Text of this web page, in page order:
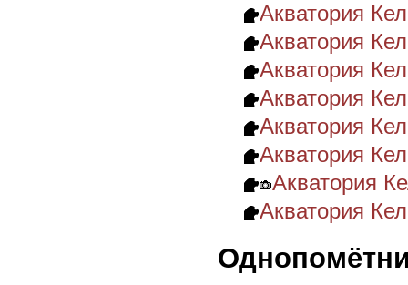
Акватория
Акватория
Акватория
Акватория
Акватория
Акватория
Акватория
Акватория